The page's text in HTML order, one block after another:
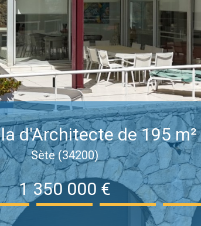
d'Architecte de 195
Sète (34200)
1 350 000 €